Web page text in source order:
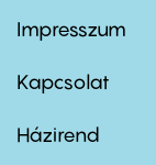
Footer
first
Impresszum
Kapcsolat
Footer
Házirend